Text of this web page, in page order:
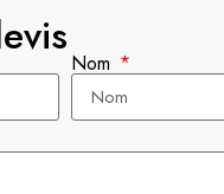
Nom